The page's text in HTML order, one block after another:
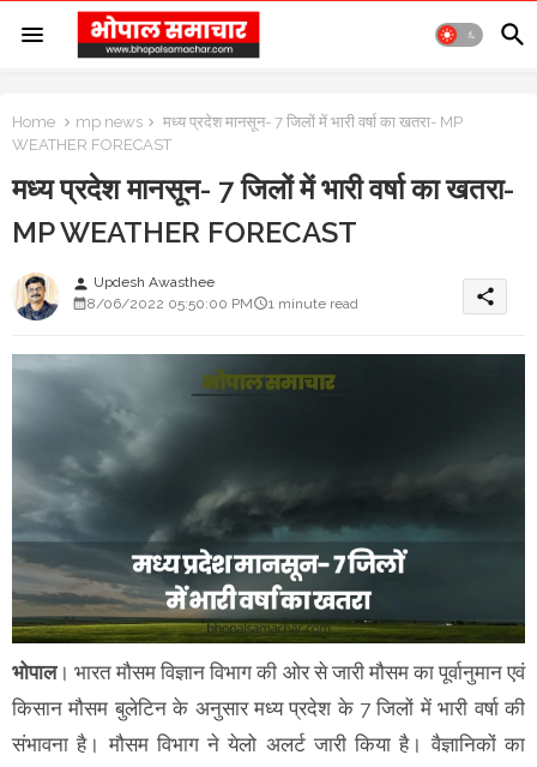
Home mp news
मध्य प्रदेश मानसून- 7 जिलों में भारी वर्षा का खतरा- MP
WEATHER FORECAST
मध्य प्रदेश मानसून- 7 जिलों में भारी वर्षा का खतरा-
MP WEATHER FORECAST
person Updesh Awasthee
8/06/2022 05:50:00 PM
1 minute read share
भोपाल। भारत मौसम विज्ञान विभाग की ओर से जारी मौसम का पूर्वानुमान एवं
किसान मौसम बुलेटिन के अनुसार मध्य प्रदेश के 7 जिलों में भारी वर्षा की
संभावना है। मौसम विभाग ने येलो अलर्ट जारी किया है। वैज्ञानिकों का